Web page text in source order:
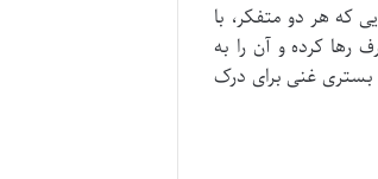
که هر دو متفکر، با
کرده و آن را به
بستری غنی برای درک